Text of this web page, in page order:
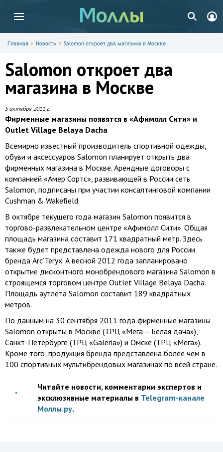
Главная Новости Salomon откроет два магазина в Москве
Salomon откроет два
магазина в Москве
5 октября 2011 г.
Фирменные магазины появятся в «Афимолл Сити» и
Outlet Village Belaya Dacha
Всемирно известный производитель спортивной одежды,
обуви и аксессуаров Salomon планирует открыть два
фирменных магазина в Москве. Арендные договоры с
компанией «Амер Сортс», развивающей в России сеть
Salomon, подписаны при участии консалтинговой компании
Cushman & Wakefield.
В октябре текущего года магазин Salomon появится в
торгово-развлекательном центре «Афимолл Сити». Общая
площадь магазина составит 171 квадратный метр. Здесь
также будет представлена одежда нового для России
бренда Arc’Teryx. А весной 2012 года запланировано
открытие дисконтного монобрендового магазина Salomon в
строящемся торговом центре Outlet Village Belaya Dacha.
Площадь аутлета Salomon составит 189 квадратных
метров.
По данным на 30 сентября 2011 года фирменные магазины
Salomon открыты в Москве (ТРЦ «Мега – Белая дача»),
Санкт-Петербурге (ТРЦ «Galeria») и Омске (ТРЦ «Мега»).
Кроме того, продукция бренда представлена более чем в
100 спортивных мультибрендовых магазинах по всей стране.
Читайте новости, комментарии экспертов и
эксклюзивные материалы в Telegram-канале
Моллы.ру.